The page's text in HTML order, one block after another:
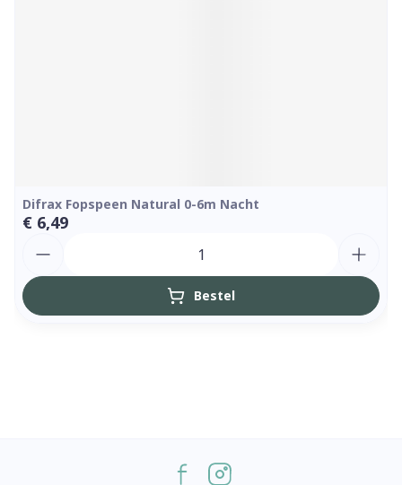
Difrax Fopspeen Natural 0-6m Nacht
€ 6,49
Bestel